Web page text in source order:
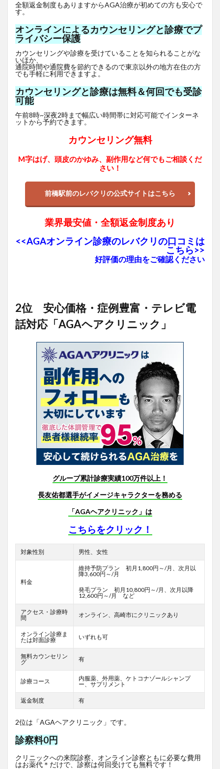
全額返金制度もありますからAGA治療が初めての方も安心で
す。
オンラインによるカウンセリングと診療でプ
ライバシー保護
カウンセリングや診療を受けていることを知られることがな
いほか、
通院時間や通院費を節約できるので東京以外の地方在住の方
でも手軽に利用できますよ。
カウンセリングと診療は無料＆何回でも受診
可能
午前8時~深夜2時まで幅広い時間帯に対応可能でインターネ
ットから予約できます。
カウンセリング無料
M字はげ、頭皮のかゆみ、副作用など何でもご相談くだ
さい！
前橋駅前のレバクリの公式サイトはこちら
業界最安値・全額返金制度あり
<<AGAオンライン診療のレバクリの口コミは
こちら>>
好評価の理由をご確認ください
2位 安心価格・症例豊富・テレビ電
話対応「AGAヘアクリニック」
グループ累計診療実績100万件以上！
長友佑都選手がイメージキャラクターを務める
「AGAヘアクリニック」は
こちらをクリック！
対象性別 男性、女性
料金
維持予防プラン 初月1,800円～/月、次月以
降3,600円～/月
発毛プラン 初月10,800円～/月、次月以降
12,600円～/月 など
アクセス・診療時
間
オンライン、高崎市にクリニックあり
オンライン診療ま
たは対面診療
いずれも可
無料カウンセリン
グ
有
診療コース
内服薬、外用薬、ケトコナゾールシャンプ
ー、サプリメント
返金制度 有
2位は「AGAヘアクリニック」です。
診察料0円
クリニックへの来院診察、オンライン診察ともに必要な費用
はお薬代＊だけで、診察は何回受けても無料です！